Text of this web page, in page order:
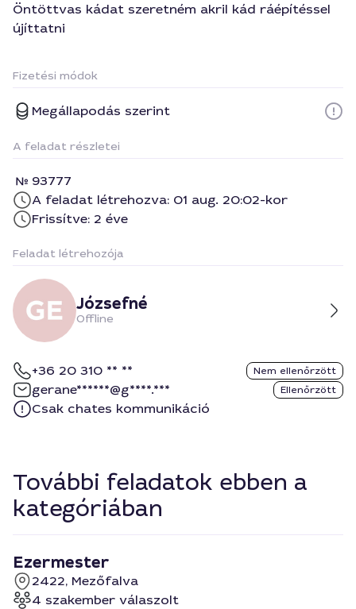
Öntöttvas kádat szeretném akril kád ráépítéssel
újíttatni
Fizetési módok
Megállapodás szerint
A feladat részletei
93777
A feladat létrehozva: 01 aug. 20:02-kor
Frissítve: 2 éve
Feladat létrehozója
Józsefné
Offline
+36 20 310 ** ** Nem ellenőrzött
gerane******@g****.*** Ellenőrzött
Csak chates kommunikáció
További feladatok ebben a
kategóriában
Ezermester
2422, Mezőfalva
4 szakember válaszolt